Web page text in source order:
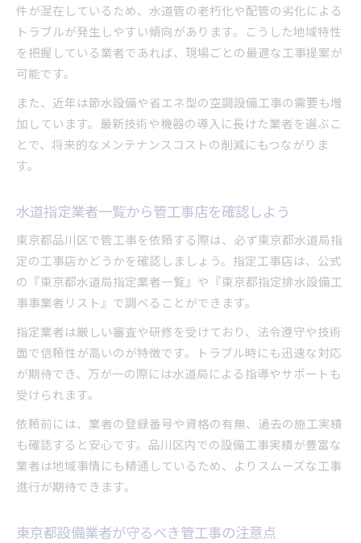
件が混在しているため、水道管の老朽化や配管の劣化による
トラブルが発生しやすい傾向があります。こうした地域特性
を把握している業者であれば、現場ごとの最適な工事提案が
可能です。
また、近年は節水設備や省エネ型の空調設備工事の需要も増
加しています。最新技術や機器の導入に長けた業者を選ぶこ
とで、将来的なメンテナンスコストの削減にもつながりま
す。
水道指定業者一覧から管工事店を確認しよう
東京都品川区で管工事を依頼する際は、必ず東京都水道局指
定の工事店かどうかを確認しましょう。指定工事店は、公式
の『東京都水道局指定業者一覧』や『東京都指定排水設備工
事事業者リスト』で調べることができます。
指定業者は厳しい審査や研修を受けており、法令遵守や技術
面で信頼性が高いのが特徴です。トラブル時にも迅速な対応
が期待でき、万が一の際には水道局による指導やサポートも
受けられます。
依頼前には、業者の登録番号や資格の有無、過去の施工実績
も確認すると安心です。品川区内での設備工事実績が豊富な
業者は地域事情にも精通しているため、よりスムーズな工事
進行が期待できます。
東京都設備業者が守るべき管工事の注意点